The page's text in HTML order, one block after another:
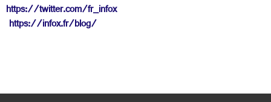
https://twitter.com/fr_infox
https://infox.fr/blog/